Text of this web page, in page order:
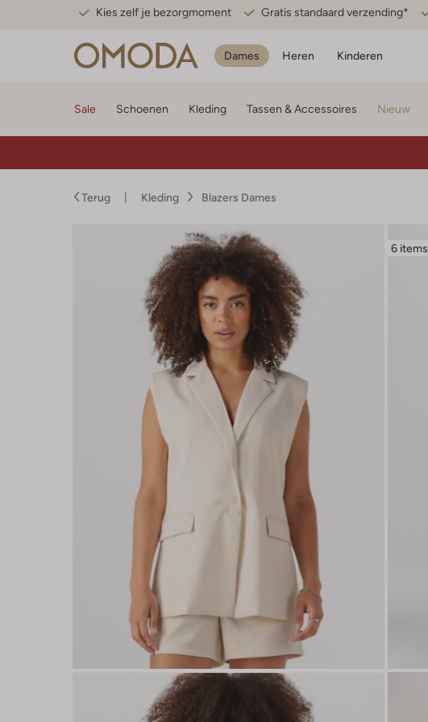
Kies zelf je bezorgmoment Gratis standaard verzending*
Dames Heren Kinderen
Sale Schoenen Kleding Tassen & Accessoires Nieuw
Terug Kleding Blazers Dames
6 items